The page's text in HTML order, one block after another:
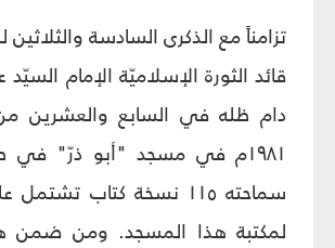
تزامناً مع الذكرى السادسة والثلاثين
قائد الثورة الإسلاميّة الإمام
دام ظله في السابع والعشرين
١٩٨١م في مسجد "أبو ذرّ" في
لمكتبة هذا المسجد. ومن ضمن